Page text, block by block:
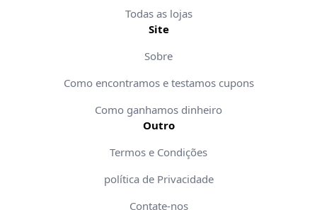
Todas as lojas
Site
Sobre
Como encontramos e testamos cupons
Como ganhamos dinheiro
Outro
Termos e Condições
política de Privacidade
Contate-nos